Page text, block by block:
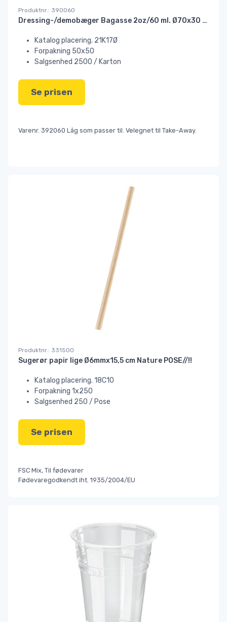
Produktnr.: 390060
Dressing-/demobæger Bagasse 2oz/60 ml. Ø70x30 mm. hvid//!!
Katalog placering. 21K17Ø
Forpakning 50x50
Salgsenhed 2500 / Karton
Se prisen
Varenr. 392060 Låg som passer til. Velegnet til Take-Away.
Produktnr.: 331500
Sugerør papir lige Ø6mmx15,5 cm Nature POSE//!!
Katalog placering. 18C10
Forpakning 1x250
Salgsenhed 250 / Pose
Se prisen
FSC Mix, Til fødevarer
Fødevaregodkendt iht. 1935/2004/EU